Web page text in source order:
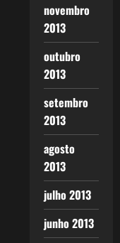
novembro
2013
outubro
2013
setembro
2013
agosto
2013
julho 2013
junho 2013